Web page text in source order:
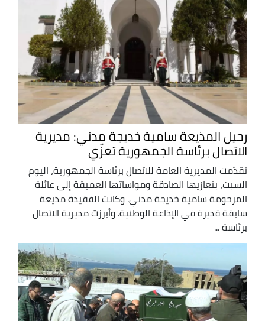
رحيل المذيعة سامية خديجة مدني: مديرية
الاتصال برئاسة الجمهورية تعزّي
تقدّمت المديرية العامة للاتصال برئاسة الجمهورية، اليوم
السبت، بتعازيها الصادقة ومواساتها العميقة إلى عائلة
المرحومة سامية خديجة مدني. وكانت الفقيدة مذيعة
سابقة قديرة في الإذاعة الوطنية. وأبرزت مديرية الاتصال
برئاسة ...